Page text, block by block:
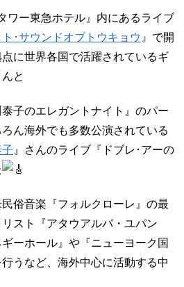
ワー東急ホテル』内にあるライブ
･サウンドオブトウキョウ 』で開
に世界各国で活躍されているギ
んと
泰子のエレガントナイト』のパー
ん海外でも多数公演されている
』さんのライブ『ドブレ･アーの
民俗音楽『フォルクローレ』の最
スト『アタウアルパ・ユパン
ーホール』や『ニューヨーク国
うなど、海外中心に活動する中